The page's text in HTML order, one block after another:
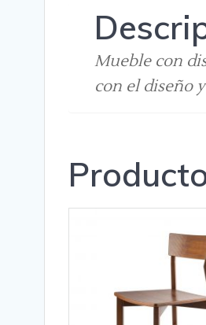
Mueble con
con el diseño